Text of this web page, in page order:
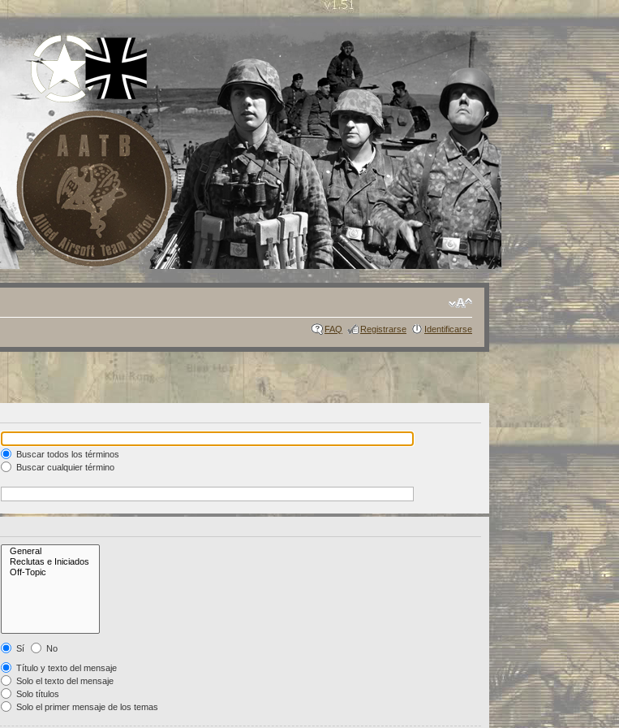
FAQ Registrarse Identificarse
Buscar todos los términos
Buscar cualquier término
Sí
No
Título y texto del mensaje
Solo el texto del mensaje
Solo títulos
Solo el primer mensaje de los temas